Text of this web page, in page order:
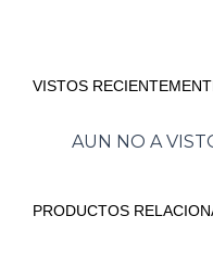
VISTOS
AUN NO A
PRODUCTOS